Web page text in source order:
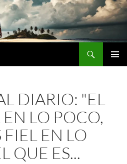
DIARIO: "EL
LO POCO,
EN LO
QUE ES...